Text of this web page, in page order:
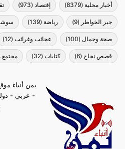
أخبار محلية (8379) إقتصاد (973)
جبر الخواطر (9) رياضة (139)
صحة وجمال (100) عجائب وغرائب (12)
قصص نجاح (6) كتابات (32) مجتمع
يمن أنباء
- عربي -